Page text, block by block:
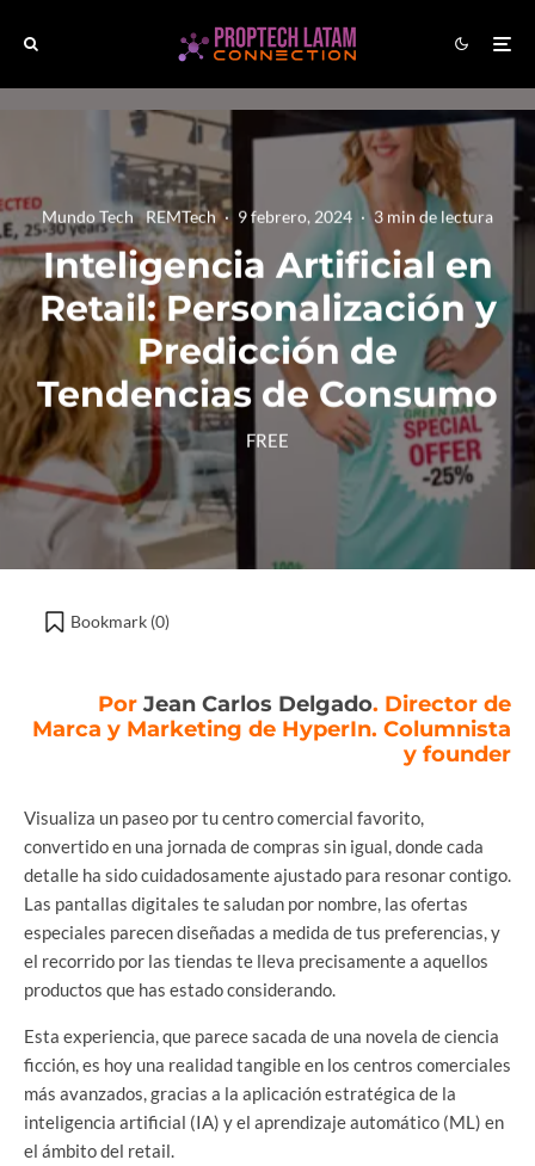
Mundo Tech REMTech · 9 febrero, 2024 · 3 min de lectura
Inteligencia Artificial en
Retail: Personalización y
Predicción de
Tendencias de Consumo
FREE
Bookmark (0)
Por Jean Carlos Delgado. Director de
Marca y Marketing de HyperIn. Columnista
y founder
Visualiza un paseo por tu centro comercial favorito,
convertido en una jornada de compras sin igual, donde cada
detalle ha sido cuidadosamente ajustado para resonar contigo.
Las pantallas digitales te saludan por nombre, las ofertas
especiales parecen diseñadas a medida de tus preferencias, y
el recorrido por las tiendas te lleva precisamente a aquellos
productos que has estado considerando.
Esta experiencia, que parece sacada de una novela de ciencia
ficción, es hoy una realidad tangible en los centros comerciales
más avanzados, gracias a la aplicación estratégica de la
inteligencia artificial (IA) y el aprendizaje automático (ML) en
el ámbito del retail.